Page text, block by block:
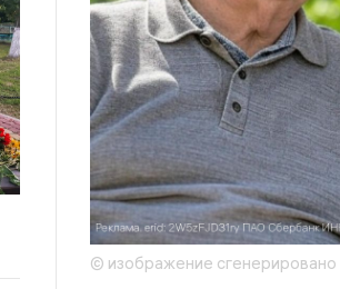
© изображение